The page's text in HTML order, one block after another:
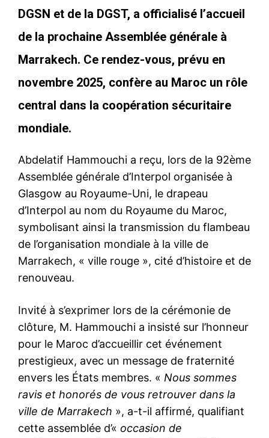
DGSN et de la DGST, a officialisé l’accueil
de la prochaine Assemblée générale à
Marrakech. Ce rendez-vous, prévu en
novembre 2025, confère au Maroc un rôle
central dans la coopération sécuritaire
mondiale.
Abdelatif Hammouchi a reçu, lors de la 92ème
Assemblée générale d’Interpol organisée à
Glasgow au Royaume-Uni, le drapeau
d’Interpol au nom du Royaume du Maroc,
symbolisant ainsi la transmission du flambeau
de l’organisation mondiale à la ville de
Marrakech, « ville rouge », cité d’histoire et de
renouveau.
Invité à s’exprimer lors de la cérémonie de
clôture, M. Hammouchi a insisté sur l’honneur
pour le Maroc d’accueillir cet événement
prestigieux, avec un message de fraternité
envers les États membres. « Nous sommes
ravis et honorés de vous retrouver dans la
ville de Marrakech », a-t-il affirmé, qualifiant
cette assemblée d’« occasion de